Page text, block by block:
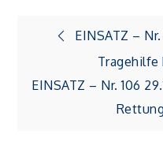
EINSATZ –
EINSATZ – Nr. 106